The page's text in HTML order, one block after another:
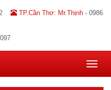
TP.Cần Thơ: Mr.Thịnh - 0986
Toggle